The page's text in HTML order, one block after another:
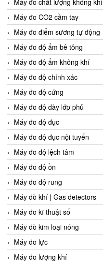
Máy đo chất lượng không khí
Máy đo CO2 cầm tay
Máy đo điểm sương tự động
Máy đo độ ẩm bê tông
Máy đo độ ẩm không khí
Máy đo độ chính xác
Máy đo độ cứng
Máy đo độ dày lớp phủ
Máy đo độ đục
Máy đo độ đục nội tuyến
Máy đo độ lệch tâm
Máy đo độ ồn
Máy đo độ rung
Máy dò khí | Gas detectors
Máy đo kĩ thuật số
Máy dò kim loại nóng
Máy đo lực
Máy đo lượng khí